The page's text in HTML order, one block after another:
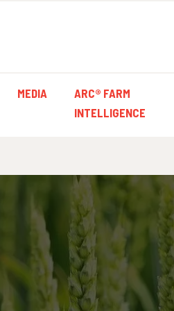
MEDIA
ARC® FARM
INTELLIGENCE